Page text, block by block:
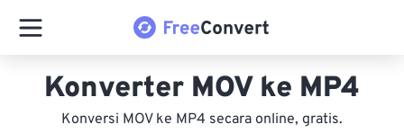
Konverter MOV ke MP4
Konversi MOV ke MP4 secara online, gratis.